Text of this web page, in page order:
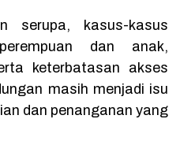
serupa, kasus-kasus
dan anak,
keterbatasan akses
masih menjadi isu
dan penanganan yang